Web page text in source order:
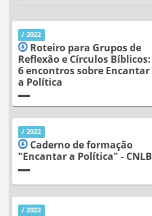
/ 2022
Roteiro para Grupos de
Reflexão e Círculos Bíblicos:
6 encontros sobre Encantar
a Política
/ 2022
Caderno de formação
"Encantar a Política" - CNLB
/ 2022